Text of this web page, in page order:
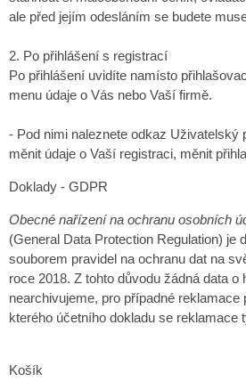
ale před jejím odesláním se budete
2. Po přihlášení s registrací
Po přihlášení uvidíte namísto
menu údaje o Vás nebo Vaší firmě.
- Pod nimi naleznete odkaz Uživatelský
měnit údaje o Vaší registraci, měnit
Doklady - GDPR
Obecné nařízení na ochranu osobních
(General Data Protection Regulation) je
souborem pravidel na ochranu dat na
roce 2018. Z tohto důvodu žádná data o
nearchivujeme, pro případné reklamace
kterého účetního dokladu se reklamace
Košík